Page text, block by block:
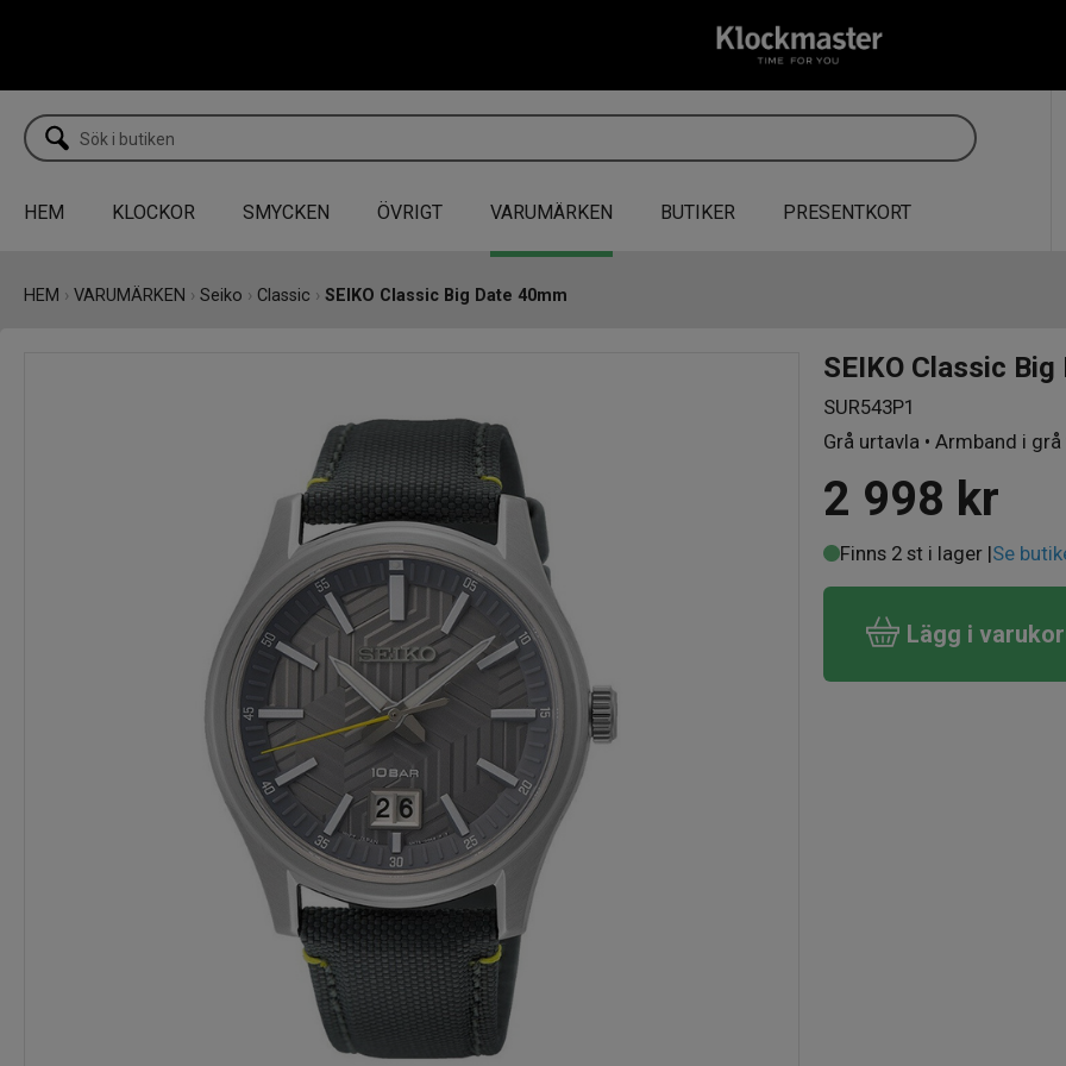
HEM KLOCKOR SMYCKEN ÖVRIGT VARUMÄRKEN BUTIKER PRESENTKORT
HEM › VARUMÄRKEN › Seiko › Classic › SEIKO Classic Big Date 40mm
SEIKO Classic
SUR543P1
Grå urtavla • Armband i
2 998 kr
Finns 2 st i lager |Se
Lägg i